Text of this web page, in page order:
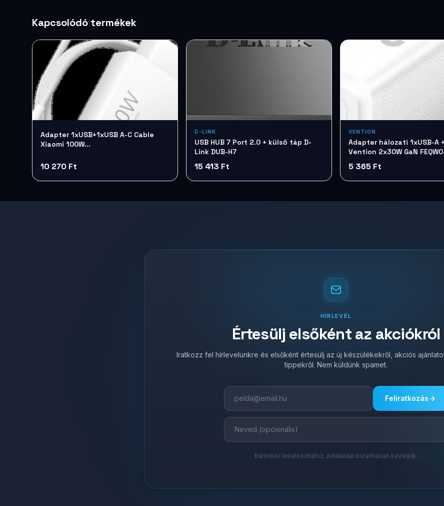
Kapcsolódó termékek
Adapter 1xUSB+1xUSB A-C Cable
Xiaomi 100W
10 270 Ft
D-LINK
USB HUB 7 Port 2.0 + külső táp D-
Link DUB-H7
15 413 Ft
VENTION
Adapter hálozati 1xUSB-A
Vention 2x30W GaN
5 365 Ft
HÍRLEVÉL
Értesülj elsőként az akciókról
Iratkozz fel hírlevelünkre és elsőként értesülj az új készülékekről, akciós
tippekről. Nem küldünk spamet.
Feliratkozás
Bármikor leiratkozhatsz. Adataidat bizalmasan kezeljük.